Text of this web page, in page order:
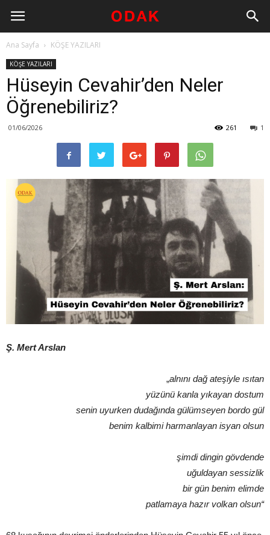
Ana Sayfa KÖŞE YAZILARI
KÖŞE YAZILARI
Hüseyin Cevahir’den Neler
Öğrenebiliriz?
01/06/2026 1
261
Ş. Mert Arslan
„alnını dağ ateşiyle ısıtan
yüzünü kanla yıkayan dostum
senin uyurken dudağında gülümseyen bordo gül
benim kalbimi harmanlayan isyan olsun
şimdi dingin gövdende
uğuldayan sessizlik
bir gün benim elimde
patlamaya hazır volkan olsun“